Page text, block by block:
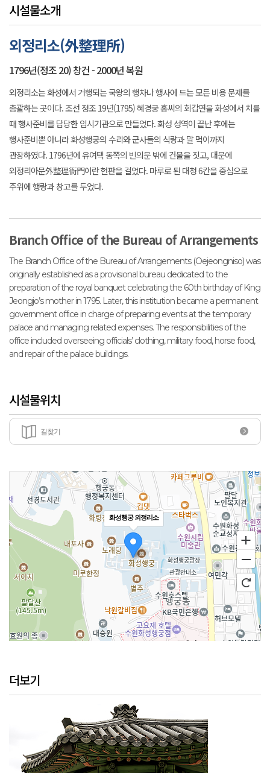
시설물소개
외정리소(外整理所)
1796년(정조 20) 창건 - 2000년 복원
외정리소는 화성에서 거행되는 국왕의 행차나 행사에 드는 모든 비용 문제를
총괄하는 곳이다. 조선 정조 19년(1795) 혜경궁 홍씨의 회갑연을 화성에서 치를
때 행사준비를 담당한 임시기관으로 만들었다. 화성 성역이 끝난 후에는
행사준비뿐 아니라 화성행궁의 수리와 군사들의 식량과 말 먹이까지
관장하였다. 1796년에 유여택 동쪽의 빈의문 밖에 건물을 짓고, 대문에
외정리아문外整理衙門이란 현판을 걸었다. 마루로 된 대청 6칸을 중심으로
주위에 행랑과 창고를 두었다.
Branch Office of the Bureau of Arrangements
The Branch Office of the Bureau of Arrangements (Oejeongniso) was
originally established as a provisional bureau dedicated to the
preparation of the royal banquet celebrating the 60th birthday of King
Jeongjo’s mother in 1795. Later, this institution became a permanent
government office in charge of preparing events at the temporary
palace and managing related expenses. The responsibilities of the
office included overseeing officials’ clothing, military food, horse food,
and repair of the palace buildings.
시설물위치
길찾기
화성행궁 외정리소
더보기